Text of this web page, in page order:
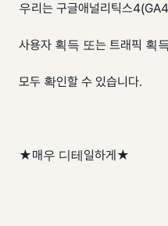
우리는 구글애널리틱스
사용자 획득 또는 트래픽 획
모두 확인할 수 있습니다.
★매우 디테일하게★